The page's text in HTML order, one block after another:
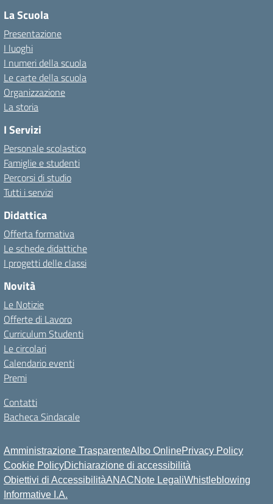
La Scuola
Presentazione
I luoghi
I numeri della scuola
Le carte della scuola
Organizzazione
La storia
I Servizi
Personale scolastico
Famiglie e studenti
Percorsi di studio
Tutti i servizi
Didattica
Offerta formativa
Le schede didattiche
I progetti delle classi
Novità
Le Notizie
Offerte di Lavoro
Curriculum Studenti
Le circolari
Calendario eventi
Premi
Contatti
Bacheca Sindacale
Amministrazione TrasparenteAlbo OnlinePrivacy Policy
Cookie PolicyDichiarazione di accessibilità
Obiettivi di AccessibilitàANACNote LegaliWhistleblowing
Informative I.A.